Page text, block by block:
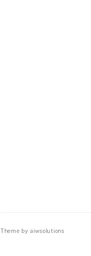
Theme by aiwsolutions